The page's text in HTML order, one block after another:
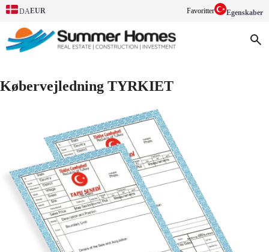
DAEUR Favoritter Egenskaber
Købervejledning TYRKIET